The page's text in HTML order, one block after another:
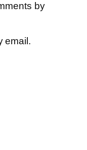
by
email.